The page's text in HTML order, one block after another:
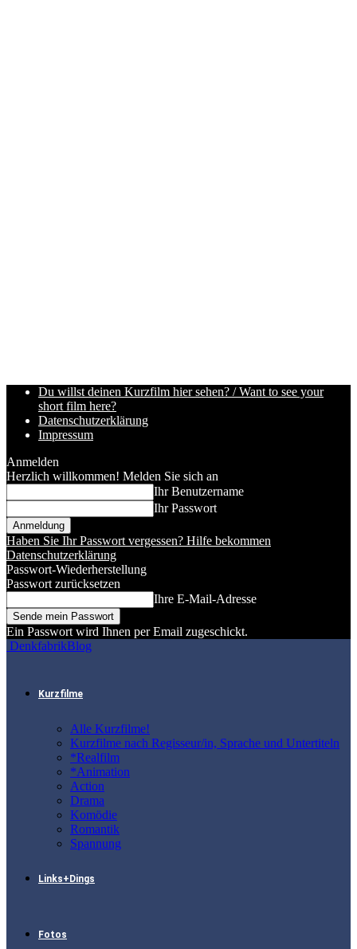
Du willst deinen Kurzfilm hier sehen? / Want to see your
short film here?
Datenschutzerklärung
Impressum
Anmelden
Herzlich willkommen! Melden Sie sich an
Ihr Benutzername
Ihr Passwort
Haben Sie Ihr Passwort vergessen? Hilfe bekommen
Datenschutzerklärung
Passwort-Wiederherstellung
Passwort zurücksetzen
Ihre E-Mail-Adresse
Ein Passwort wird Ihnen per Email zugeschickt.
DenkfabrikBlog
Kurzfilme
Alle Kurzfilme!
Kurzfilme nach Regisseur/in, Sprache und Untertiteln
*Realfilm
*Animation
Action
Drama
Komödie
Romantik
Spannung
Links+Dings
Fotos